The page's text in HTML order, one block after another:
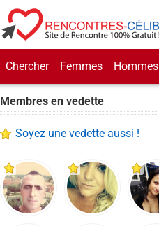
Chercher Femmes Hommes
Membres en vedette
Soyez une vedette aussi !